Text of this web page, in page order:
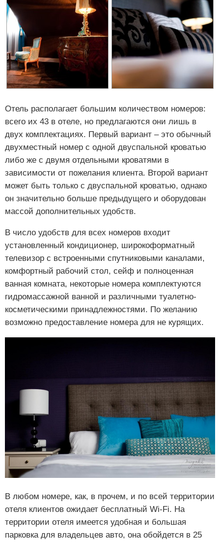
Отель располагает большим количеством номеров:
всего их 43 в отеле, но предлагаются они лишь в
двух комплектациях. Первый вариант – это обычный
двухместный номер с одной двуспальной кроватью
либо же с двумя отдельными кроватями в
зависимости от пожелания клиента. Второй вариант
может быть только с двуспальной кроватью, однако
он значительно больше предыдущего и оборудован
массой дополнительных удобств.
В число удобств для всех номеров входит
установленный кондиционер, широкоформатный
телевизор с встроенными спутниковыми каналами,
комфортный рабочий стол, сейф и полноценная
ванная комната, некоторые номера комплектуются
гидромассажной ванной и различными туалетно-
косметическими принадлежностями. По желанию
возможно предоставление номера для не курящих.
В любом номере, как, в прочем, и по всей территории
отеля клиентов ожидает бесплатный Wi-Fi. На
территории отеля имеется удобная и большая
парковка для владельцев авто, она обойдется в 25